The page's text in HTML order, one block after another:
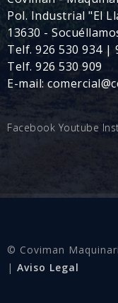
Pol. Industrial "El
13630 -
Telf. 926 530 934 |
Telf. 926 530 909
E-mail:
Facebook Youtube
© Coviman
| Aviso Legal